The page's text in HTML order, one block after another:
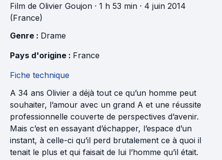
Film de Olivier Goujon · 1 h 53 min · 4 juin 2014
(France)
Genre : Drame
Pays d'origine : France
Fiche technique
A 34 ans Olivier a déjà tout ce qu’un homme peut
souhaiter, l’amour avec un grand A et une réussite
professionnelle couverte de perspectives d’avenir.
Mais c’est en essayant d’échapper, l’espace d’un
instant, à celle-ci qu’il perd brutalement ce à quoi il
tenait le plus et qui faisait de lui l’homme qu’il était.